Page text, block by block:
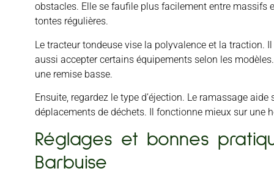
obstacles. Elle se faufile plus facilement entre massifs
tontes régulières.
Le tracteur tondeuse vise la polyvalence et la traction.
aussi accepter certains équipements selon les
une remise basse.
Ensuite, regardez le type d’éjection. Le ramassage
déplacements de déchets. Il fonctionne mieux sur une
Réglages et bonnes
Barbuise